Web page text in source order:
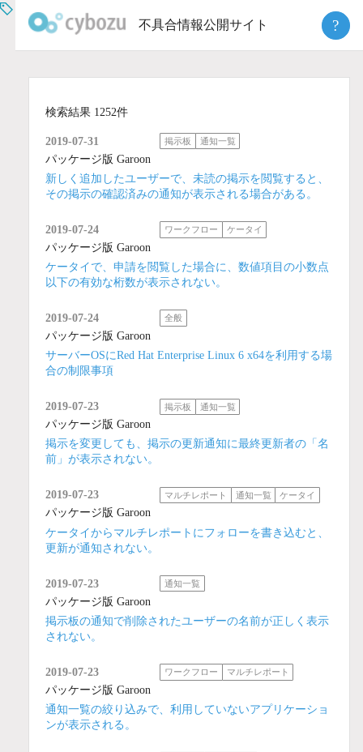
不具合情報公開サイト ?
検索結果 1252件
2019-07-31 掲示板 通知一覧
パッケージ版 Garoon
新しく追加したユーザーで、未読の掲示を閲覧すると、
その掲示の確認済みの通知が表示される場合がある。
2019-07-24 ワークフロー ケータイ
パッケージ版 Garoon
ケータイで、申請を閲覧した場合に、数値項目の小数点
以下の有効な桁数が表示されない。
2019-07-24 全般
パッケージ版 Garoon
サーバーOSにRed Hat Enterprise Linux 6 x64を利用する場
合の制限事項
2019-07-23 掲示板 通知一覧
パッケージ版 Garoon
掲示を変更しても、掲示の更新通知に最終更新者の「名
前」が表示されない。
2019-07-23 マルチレポート 通知一覧 ケータイ
パッケージ版 Garoon
ケータイからマルチレポートにフォローを書き込むと、
更新が通知されない。
2019-07-23 通知一覧
パッケージ版 Garoon
掲示板の通知で削除されたユーザーの名前が正しく表示
されない。
2019-07-23 ワークフロー マルチレポート
パッケージ版 Garoon
通知一覧の絞り込みで、利用していないアプリケーショ
ンが表示される。